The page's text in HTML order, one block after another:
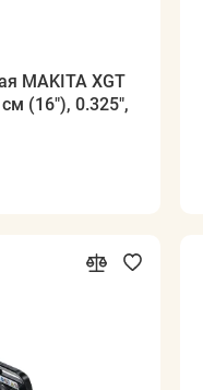
MAKITA XGT
(16"), 0.325",